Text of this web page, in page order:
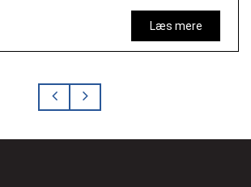
Læs mere